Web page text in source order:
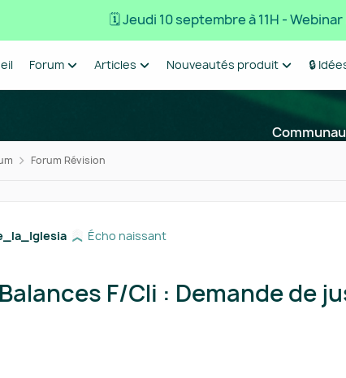
🗓️ Jeudi 10 septembre à 11H -
Forum Articles Nouveautés produit 🔒
Forum Révision
Écho naissant
F/Cli : Demande de